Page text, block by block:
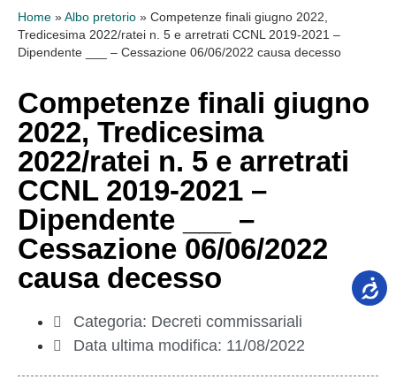
Home » Albo pretorio » Competenze finali giugno 2022,
Tredicesima 2022/ratei n. 5 e arretrati CCNL 2019-2021 –
Dipendente ___ – Cessazione 06/06/2022 causa decesso
Competenze finali giugno
2022, Tredicesima
2022/ratei n. 5 e arretrati
CCNL 2019-2021 –
Dipendente ___ –
Cessazione 06/06/2022
causa decesso
Categoria: Decreti commissariali
Data ultima modifica: 11/08/2022